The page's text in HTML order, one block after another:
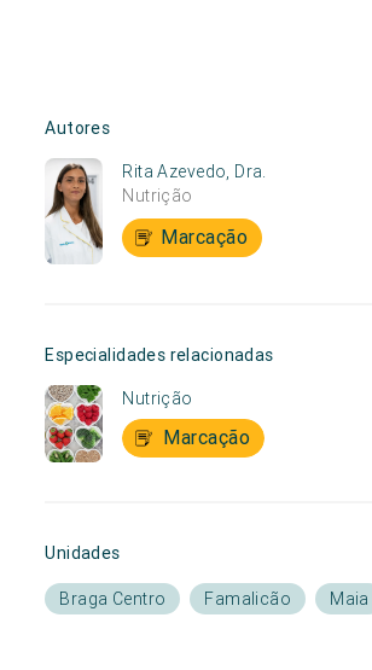
Autores
Rita Azevedo, Dra.
Nutrição
Marcação
Especialidades relacionadas
Nutrição
Marcação
Unidades
Braga Centro Famalicão Maia